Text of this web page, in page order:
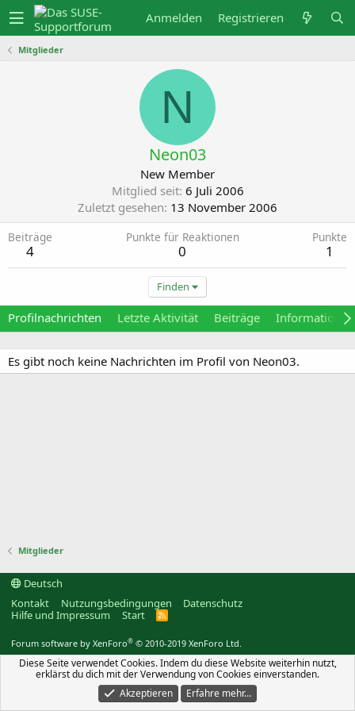
Anmelden Registrieren
Mitglieder
N
Neon03
New Member
Mitglied seit 6 Juli 2006
Zuletzt gesehen 13 November 2006
Beiträge
4
Punkte für Reaktionen
0
Punkte
1
Finden
Profilnachrichten Letzte Aktivität Beiträge Informationen
Es gibt noch keine Nachrichten im Profil von Neon03.
Mitglieder
Deutsch
Kontakt
Nutzungsbedingungen
Datenschutz
Hilfe und Impressum
Start
R
Forum software by XenForo® © 2010-2019 XenForo Ltd.
Diese Seite verwendet Cookies. Indem du diese Website weiterhin nutzt,
erklärst du dich mit der Verwendung von Cookies einverstanden.
Akzeptieren
Erfahre mehr…